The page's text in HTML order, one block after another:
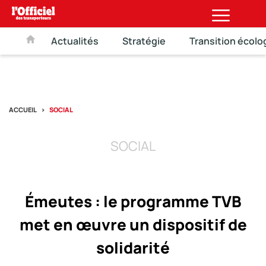
Actualités Stratégie Transition
ACCUEIL SOCIAL
SOCIAL
Émeutes : le programme TVB
met en œuvre un dispositif de
solidarité